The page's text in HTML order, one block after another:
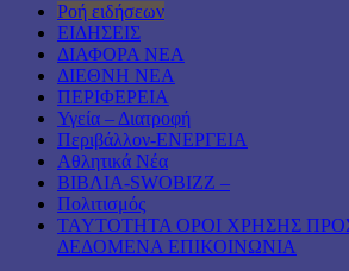
Ροή ειδήσεων
ΕΙΔΗΣΕΙΣ
ΔΙΑΦΟΡΑ ΝΕΑ
ΔΙΕΘΝΗ ΝΕΑ
ΠΕΡΙΦΕΡΕΙΑ
Υγεία – Διατροφή
Περιβάλλον-ΕΝΕΡΓΕΙΑ
Αθλητικά Νέα
ΒΙΒΛΙΑ-SWOBIZZ –
Πολιτισμός
TAYTOTHTA ΟΡΟΙ ΧΡΗΣΗΣ
ΔΕΔΟΜΕΝΑ ΕΠΙΚΟΙΝΩΝΙΑ